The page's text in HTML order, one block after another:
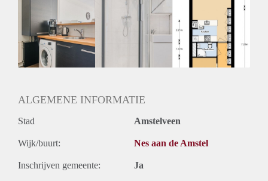
ALGEMENE INFORMATIE
Stad Amstelveen
Wijk/buurt: Nes aan de Amstel
Inschrijven gemeente: Ja